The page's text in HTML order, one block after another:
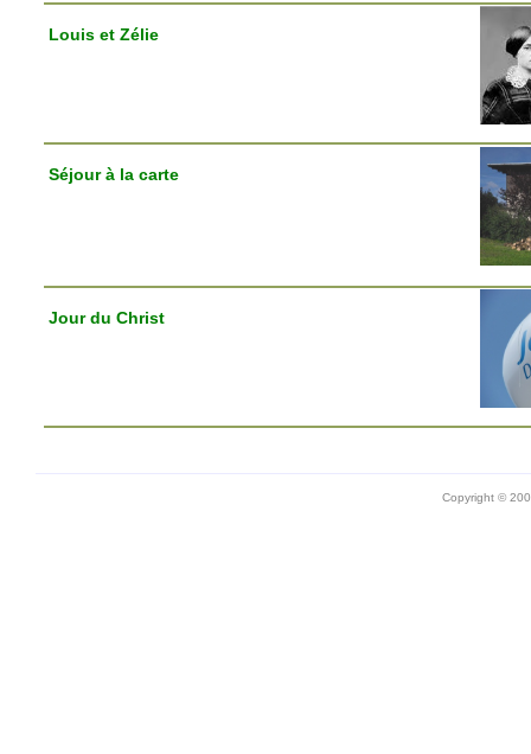
Louis et Zélie
Séjour à la carte
Jour du Christ
Copyright ©